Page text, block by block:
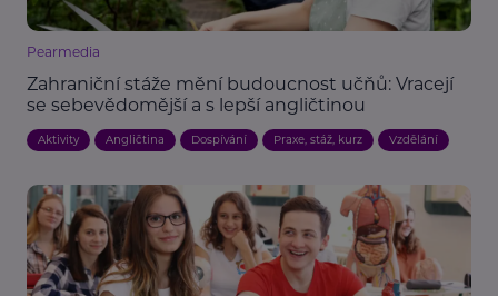
Pearmedia
Zahraniční stáže mění budoucnost učňů: Vracejí
se sebevědomější a s lepší angličtinou
Aktivity Angličtina Dospívání Praxe, stáž, kurz Vzdělání